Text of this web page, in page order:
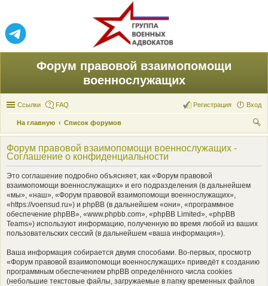
Форум правовой взаимопомощи
военнослужащих
Ссылки FAQ Вход
Регистрация
На главную
Список форумов
ои
Форум правовой взаимопомощи военнослужащих -
Соглашение о конфиденциальности
Это соглашение подробно объясняет, как «Форум правовой
взаимопомощи военнослужащих» и его подразделения (в дальнейшем
«мы», «наш», «Форум правовой взаимопомощи военнослужащих»,
«https://voensud.ru») и phpBB (в дальнейшем «они», «программное
обеспечение phpBB», «www.phpbb.com», «phpBB Limited», «phpBB
Teams») используют информацию, полученную во время любой из ваших
пользовательских сессий (в дальнейшем «ваша информация»).
Ваша информация собирается двумя способами. Во-первых, просмотр
«Форум правовой взаимопомощи военнослужащих» приведёт к созданию
программным обеспечением phpBB определённого числа cookies
(небольшие текстовые файлы, загружаемые в папку временных файлов